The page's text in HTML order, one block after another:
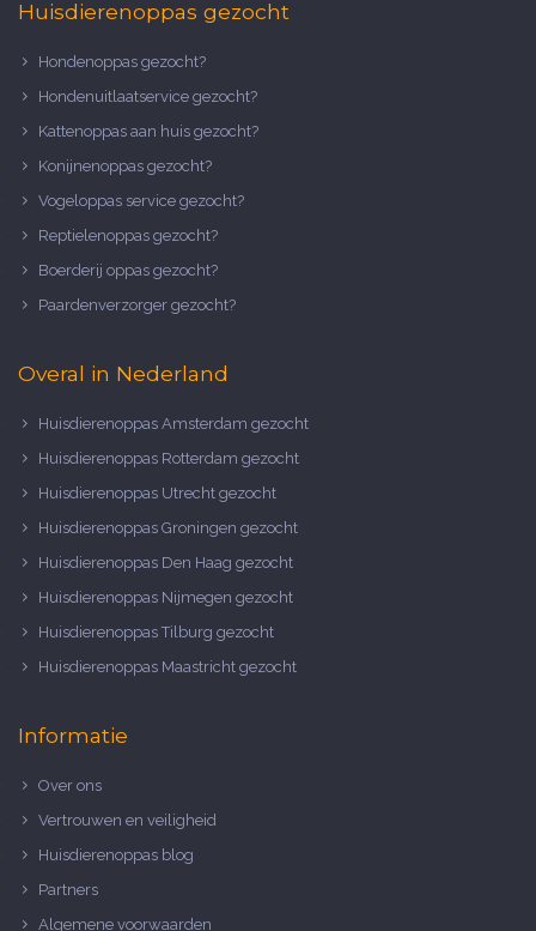
Huisdierenoppas gezocht
Hondenoppas gezocht?
Hondenuitlaatservice gezocht?
Kattenoppas aan huis gezocht?
Konijnenoppas gezocht?
Vogeloppas service gezocht?
Reptielenoppas gezocht?
Boerderij oppas gezocht?
Paardenverzorger gezocht?
Overal in Nederland
Huisdierenoppas Amsterdam gezocht
Huisdierenoppas Rotterdam gezocht
Huisdierenoppas Utrecht gezocht
Huisdierenoppas Groningen gezocht
Huisdierenoppas Den Haag gezocht
Huisdierenoppas Nijmegen gezocht
Huisdierenoppas Tilburg gezocht
Huisdierenoppas Maastricht gezocht
Informatie
Over ons
Vertrouwen en veiligheid
Huisdierenoppas blog
Partners
Algemene voorwaarden